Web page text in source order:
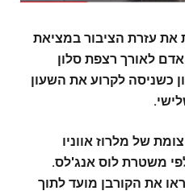
עזרת הציבור במציאת
לאורך רצפת סלון
כשניסה לקרוע את השעון
של מלרוז אווניו
אווניו בשעה 4:50, לפי משטרת לוס אנג'לס.
את הקורבן מועד לתוך